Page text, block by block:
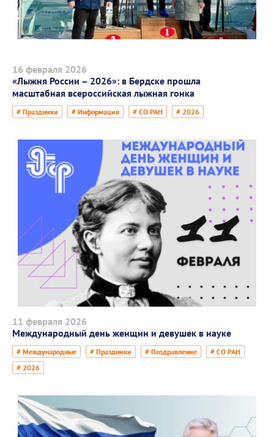
16 февраля 2026
«Лыжня России – 2026»: в Бердске прошла
масштабная всероссийская лыжная гонка
# Праздники # Информация # СО РАН # 2026
11 февраля 2026
Международный день женщин и девушек в науке
# Международные # Праздники # Поздравление
# СО РАН
# 2026